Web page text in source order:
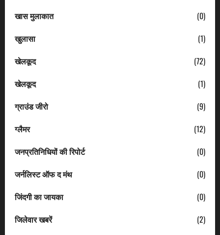
खास मुलाकात
(0)
खुलासा
(1)
खेलकूद
(72)
खेलकूद
(1)
ग्राउंड जीरो
(9)
ग्लैमर
(12)
जनप्रतिनिधियों की रिपोर्ट
(0)
जर्नलिस्ट ऑफ द मंथ
(0)
जिंदगी का जायका
(0)
जिलेवार खबरें
(2)